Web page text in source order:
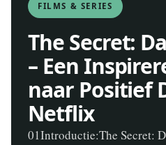
FILMS & SERIES
The Secret:
– Een
naar Positief
Netflix
01Introductie:The Secret: